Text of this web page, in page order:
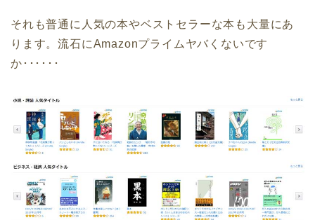
それも普通に人気の本やベストセラーな本も大量にあ
ります。流石にAmazonプライムヤバくないです
か･･････